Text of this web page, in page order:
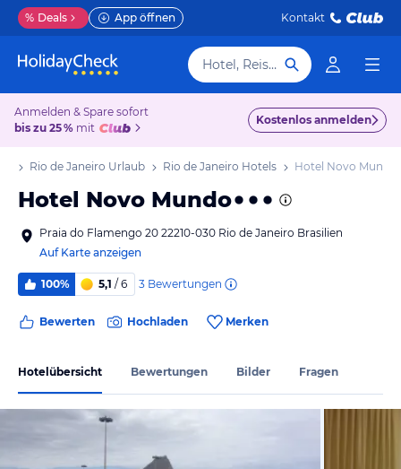
% Deals App öffnen Kontakt
Hotel, Reiseziel
Anmelden & Spare sofort
bis zu 25 % mit
Kostenlos anmelden
Rio de Janeiro Urlaub Rio de Janeiro Hotels Hotel Novo Mundo
Hotel Novo Mundo
Praia do Flamengo 20 22210-030 Rio de Janeiro Brasilien
Auf Karte anzeigen
100% 5,1 / 6 3 Bewertungen
Bewerten Hochladen Merken
Hotelübersicht Bewertungen Bilder Fragen